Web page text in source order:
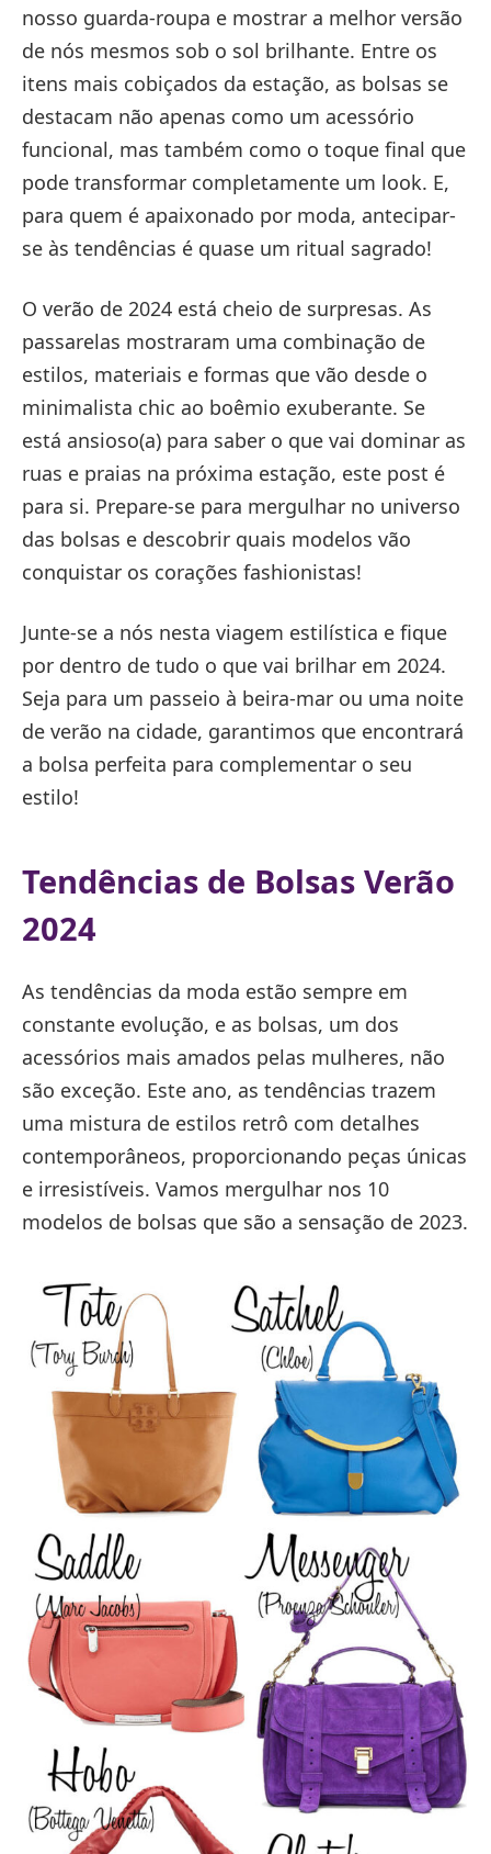
nosso guarda-roupa e mostrar a melhor versão
de nós mesmos sob o sol brilhante. Entre os
itens mais cobiçados da estação, as bolsas se
destacam não apenas como um acessório
funcional, mas também como o toque final que
pode transformar completamente um look. E,
para quem é apaixonado por moda, antecipar-
se às tendências é quase um ritual sagrado!
O verão de 2024 está cheio de surpresas. As
passarelas mostraram uma combinação de
estilos, materiais e formas que vão desde o
minimalista chic ao boêmio exuberante. Se
está ansioso(a) para saber o que vai dominar as
ruas e praias na próxima estação, este post é
para si. Prepare-se para mergulhar no universo
das bolsas e descobrir quais modelos vão
conquistar os corações fashionistas!
Junte-se a nós nesta viagem estilística e fique
por dentro de tudo o que vai brilhar em 2024.
Seja para um passeio à beira-mar ou uma noite
de verão na cidade, garantimos que encontrará
a bolsa perfeita para complementar o seu
estilo!
Tendências de Bolsas Verão
2024
As tendências da moda estão sempre em
constante evolução, e as bolsas, um dos
acessórios mais amados pelas mulheres, não
são exceção. Este ano, as tendências trazem
uma mistura de estilos retrô com detalhes
contemporâneos, proporcionando peças únicas
e irresistíveis. Vamos mergulhar nos 10
modelos de bolsas que são a sensação de 2023.